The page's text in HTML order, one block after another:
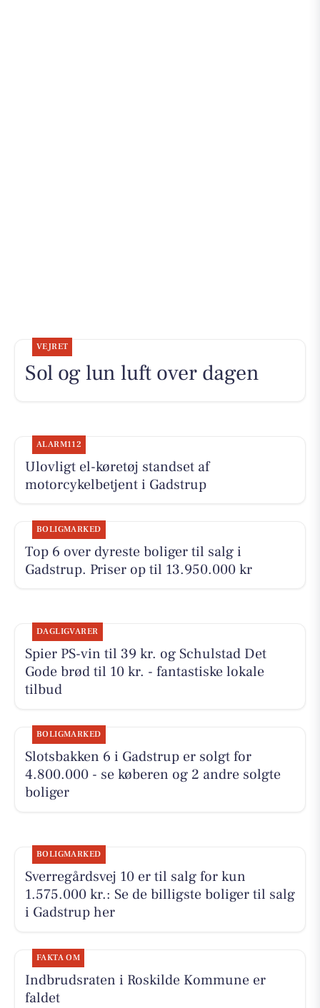
VEJRET
Sol og lun luft over dagen
ALARM112
Ulovligt el-køretøj standset af
motorcykelbetjent i Gadstrup
BOLIGMARKED
Top 6 over dyreste boliger til salg i
Gadstrup. Priser op til 13.950.000 kr
DAGLIGVARER
Spier PS-vin til 39 kr. og Schulstad Det
Gode brød til 10 kr. - fantastiske lokale
tilbud
BOLIGMARKED
Slotsbakken 6 i Gadstrup er solgt for
4.800.000 - se køberen og 2 andre solgte
boliger
BOLIGMARKED
Sverregårdsvej 10 er til salg for kun
1.575.000 kr.: Se de billigste boliger til salg
i Gadstrup her
FAKTA OM
Indbrudsraten i Roskilde Kommune er
faldet